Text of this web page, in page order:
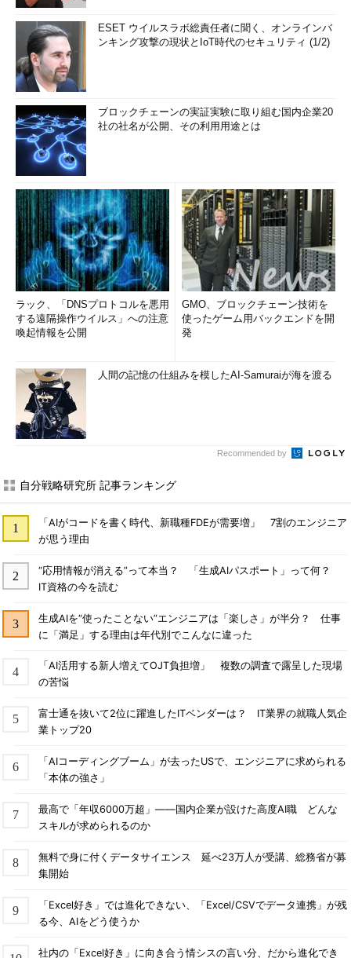
ESET ウイルスラボ総責任者に聞く、オンラインバ
ンキング攻撃の現状とIoT時代のセキュリティ (1/2)
ブロックチェーンの実証実験に取り組む国内企業20
社の社名が公開、その利用用途とは
ラック、「DNSプロトコルを悪用
する遠隔操作ウイルス」への注意
喚起情報を公開
GMO、ブロックチェーン技術を
使ったゲーム用バックエンドを開
発
人間の記憶の仕組みを模したAI-Samuraiが海を渡る
Recommended by
自分戦略研究所 記事ランキング
「AIがコードを書く時代、新職種FDEが需要増」 7割のエンジニア
が思う理由
“応用情報が消える”って本当？ 「生成AIパスポート」って何？
IT資格の今を読む
生成AIを“使ったことない”エンジニアは「楽しさ」が半分？ 仕事
に「満足」する理由は年代別でこんなに違った
「AI活用する新人増えてOJT負担増」 複数の調査で露呈した現場
の苦悩
富士通を抜いて2位に躍進したITベンダーは？ IT業界の就職人気企
業トップ20
「AIコーディングブーム」が去ったUSで、エンジニアに求められる
「本体の強さ」
最高で「年収6000万超」――国内企業が設けた高度AI職 どんな
スキルが求められるのか
無料で身に付くデータサイエンス 延べ23万人が受講、総務省が募
集開始
「Excel好き」では進化できない、「Excel/CSVでデータ連携」が残
る今、AIをどう使うか
社内の「Excel好き」に向き合う情シスの言い分、だから進化でき